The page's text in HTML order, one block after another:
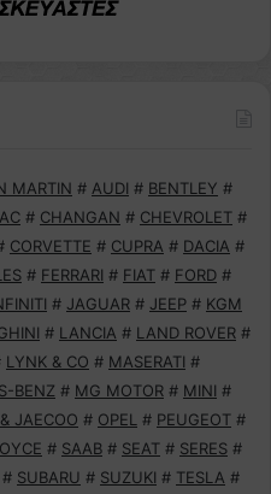
MARTIN # AUDI # BENTLEY #
# CHANGAN # CHEVROLET #
CORVETTE # CUPRA # DACIA #
# FERRARI # FIAT # FORD #
# JAGUAR # JEEP # KGM
# LANCIA # LAND ROVER #
LYNK & CO # MASERATI #
BENZ # MG MOTOR # MINI #
JAECOO # OPEL # PEUGEOT #
# SAAB # SEAT # SERES #
# SUBARU # SUZUKI # TESLA #